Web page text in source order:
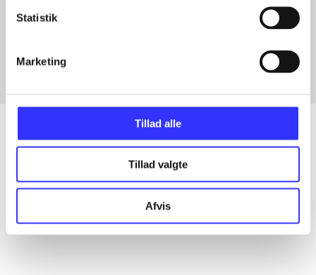
Statistik
Marketing
Tillad alle
Tillad valgte
Afvis
Artikler med samme emner
Alle registrerede artikler fordelt på udgivelser
...